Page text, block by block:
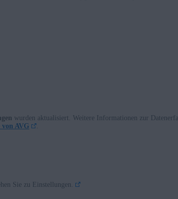
wurden aktualisiert. Weitere Informationen zur
AVG .
Sie zu Einstellungen.